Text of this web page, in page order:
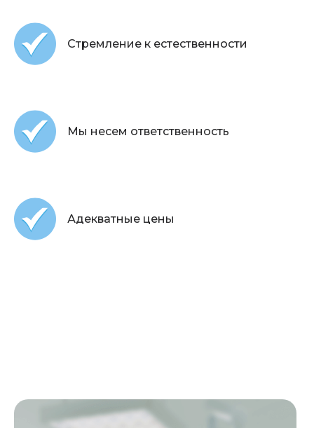
Стремление к естественности
Мы несем ответственность
Адекватные цены